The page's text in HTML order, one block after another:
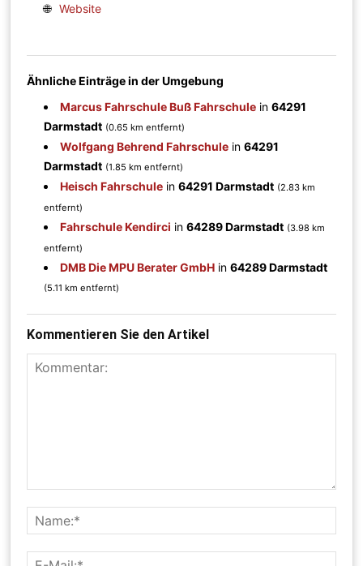
🌐 Website
Ähnliche Einträge in der Umgebung
Marcus Fahrschule Buß Fahrschule in64291
Darmstadt (0.65 km entfernt)
Wolfgang Behrend Fahrschule in64291
Darmstadt (1.85 km entfernt)
Heisch Fahrschule in64291 Darmstadt (2.83 km
entfernt)
Fahrschule Kendirci in64289 Darmstadt (3.98 km
entfernt)
DMB Die MPU Berater GmbH in64289 Darmstadt
(5.11 km entfernt)
Kommentieren Sie den Artikel